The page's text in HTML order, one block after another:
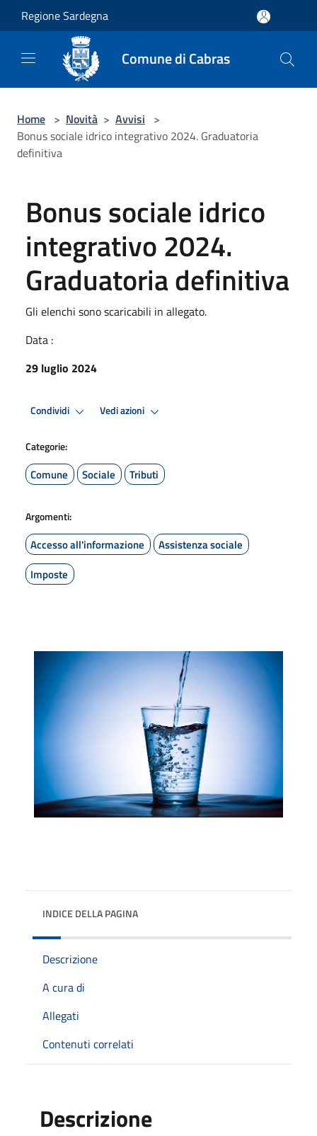
Salta al contenuto principale
Regione Sardegna
Comune di Cabras
Home > Novità > Avvisi >
Bonus sociale idrico integrativo 2024. Graduatoria
definitiva
Bonus sociale idrico
integrativo 2024.
Graduatoria definitiva
Gli elenchi sono scaricabili in allegato.
Data :
29 luglio 2024
Condividi Vedi azioni
Categorie:
Comune Sociale Tributi
Argomenti:
Accesso all'informazione
Assistenza sociale
Imposte
INDICE DELLA PAGINA
Descrizione
A cura di
Allegati
Contenuti correlati
Descrizione